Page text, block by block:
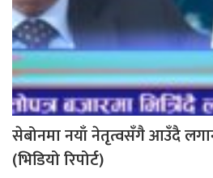
सेबोनमा नयाँ नेतृत्वसँगै आउँदै
(भिडियो रिपोर्ट)